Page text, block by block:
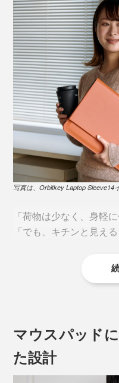
写真は、Orbitkey Laptop Sleeve14
「荷物は少なく、身軽
「でも、キチンと見え
というノートパソコン
音が出ます
マウスパッド
た設計